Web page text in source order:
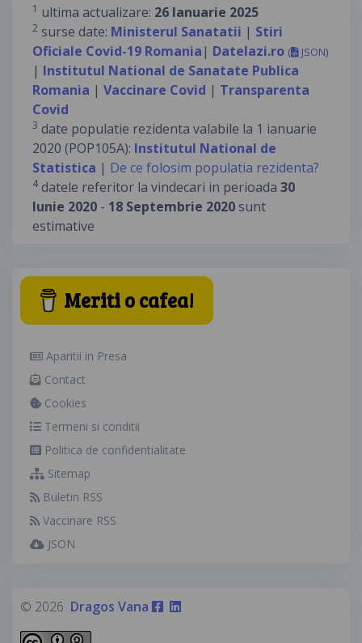
1 ultima actualizare: 26 Ianuarie 2025
2 surse date: Ministerul Sanatatii | Stiri
Oficiale Covid-19 Romania| Datelazi.ro ( JSON)
| Institutul National de Sanatate Publica
Romania | Vaccinare Covid | Transparenta
Covid
3 date populatie rezidenta valabile la 1 ianuarie
2020 (POP105A): Institutul National de
Statistica | De ce folosim populatia rezidenta?
4 datele referitor la vindecari in perioada 30
Iunie 2020 - 18 Septembrie 2020 sunt
estimative
Meriti o cafea!
Aparitii in Presa
Contact
Cookies
Termeni si conditii
Politica de confidentialitate
Sitemap
Buletin RSS
Vaccinare RSS
JSON
© 2026 Dragos Vana